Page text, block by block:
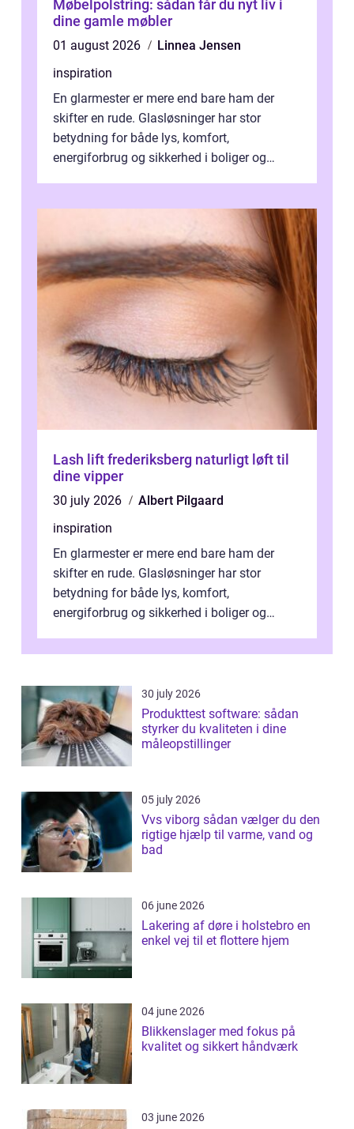
Møbelpolstring: sådan får du nyt liv i
dine gamle møbler
01 august 2026
Linnea Jensen
inspiration
En glarmester er mere end bare ham der
skifter en rude. Glasløsninger har stor
betydning for både lys, komfort,
energiforbrug og sikkerhed i boliger og
Lash lift frederiksberg naturligt løft til
dine vipper
30 july 2026
Albert Pilgaard
inspiration
En glarmester er mere end bare ham der
skifter en rude. Glasløsninger har stor
betydning for både lys, komfort,
energiforbrug og sikkerhed i boliger og
30 july 2026
Produkttest software: sådan
styrker du kvaliteten i dine
måleopstillinger
05 july 2026
Vvs viborg sådan vælger du den
rigtige hjælp til varme, vand og
bad
06 june 2026
Lakering af døre i holstebro en
enkel vej til et flottere hjem
04 june 2026
Blikkenslager med fokus på
kvalitet og sikkert håndværk
03 june 2026